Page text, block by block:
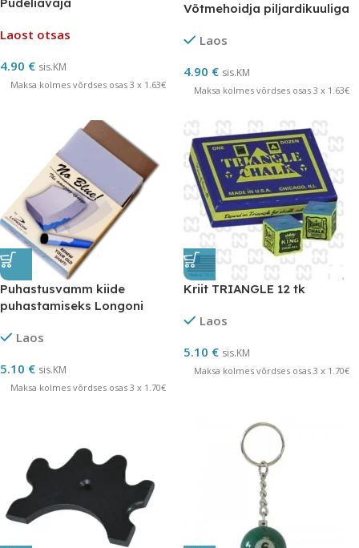
Laost otsas
4.90 € sis.KM
Maksa kolmes võrdses osas 3 x 1.63€
Võtmehoidja piljardikuuliga
Laos
4.90 € sis.KM
Maksa kolmes võrdses osas 3 x 1.63€
Puhastusvamm kiide
puhastamiseks Longoni
Laos
5.10 € sis.KM
Maksa kolmes võrdses osas 3 x 1.70€
Kriit TRIANGLE 12 tk
Laos
5.10 € sis.KM
Maksa kolmes võrdses osas 3 x 1.70€